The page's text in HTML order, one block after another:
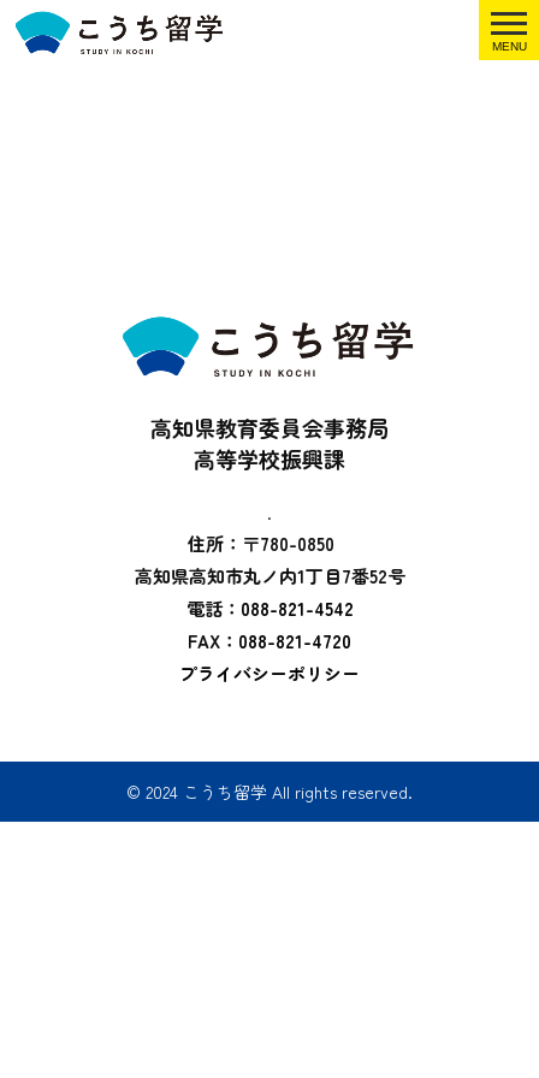
MENU
高知県教育委員会事務局
高等学校振興課
.
住所：〒780-0850
高知県高知市丸ノ内1丁目7番52号
電話： 088-821-4542
FAX： 088-821-4720
プライバシーポリシー
© 2024 こうち留学 All rights reserved.